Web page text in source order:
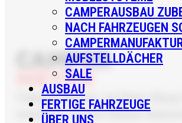
CAMPERAUSBAU
NACH FAHRZEUGEN
AUFSTELLDÄCHER
SALE
AUSBAU
FERTIGE FAHRZEUGE
ÜBER UNS
CamperMeyer ist Dein
sondern sicher bauen